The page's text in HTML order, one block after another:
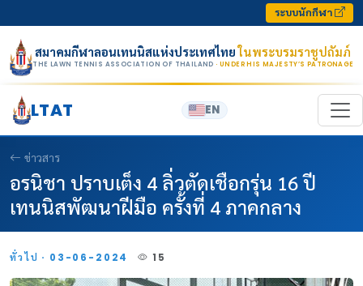
ระบบนักกีฬา
สมาคมกีฬาลอนเทนนิสแห่งประเทศไทยในพระบรมราชูปถัมภ์
THE LAWN TENNIS ASSOCIATION OF THAILAND · UNDER HIS MAJESTY’S PATRONAGE
LTAT EN
ข่าวสาร
อรนิชา ปราบเต็ง 4 ลิ่วตัดเชือกรุ่น 16 ปี
เทนนิสพัฒนาฝีมือ ครั้งที่ 4 ภาคกลาง
ทั่วไป · 03-06-2024 15